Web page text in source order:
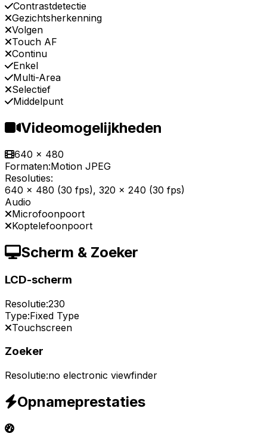
Contrastdetectie
Gezichtsherkenning
Volgen
Touch AF
Continu
Enkel
Multi-Area
Selectief
Middelpunt
Videomogelijkheden
640 x 480
Formaten:Motion JPEG
Resoluties:
640 x 480 (30 fps), 320 x 240 (30 fps)
Audio
Microfoonpoort
Koptelefoonpoort
Scherm & Zoeker
LCD-scherm
Resolutie:230
Type:Fixed Type
Touchscreen
Zoeker
Resolutie:no electronic viewfinder
Opnameprestaties